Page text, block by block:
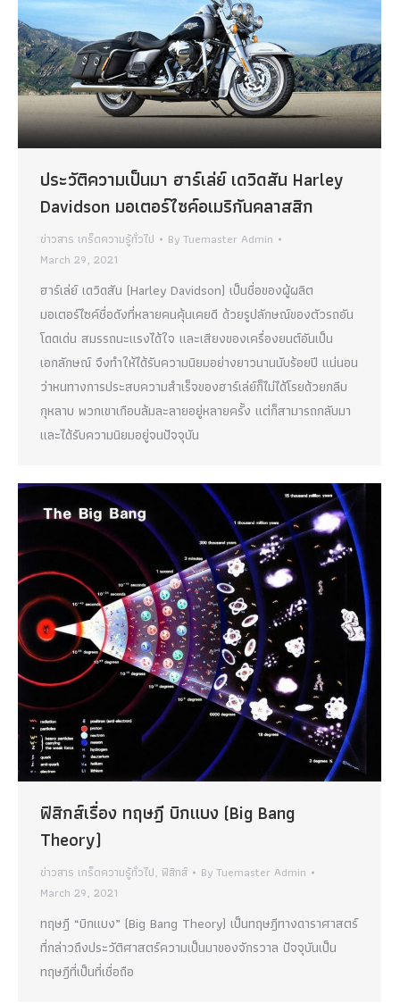
ประวัติความเป็นมา ฮาร์เล่ย์ เดวิดสัน Harley
Davidson มอเตอร์ไซค์อเมริกันคลาสสิก
ข่าวสาร เกร็ดความรู้ทั่วไป ByTuemaster Admin
March 29, 2021
ฮาร์เล่ย์ เดวิดสัน (Harley Davidson) เป็นชื่อของผู้ผลิต
มอเตอร์ไซค์ชื่อดังที่หลายคนคุ้นเคยดี ด้วยรูปลักษณ์ของตัวรถอัน
โดดเด่น สมรรถนะแรงได้ใจ และเสียงของเครื่องยนต์อันเป็น
เอกลักษณ์ จึงทำให้ได้รับความนิยมอย่างยาวนานนับร้อยปี แน่นอน
ว่าหนทางการประสบความสำเร็จของฮาร์เล่ย์ก็ไม่ได้โรยด้วยกลีบ
กุหลาบ พวกเขาเกือบล้มละลายอยู่หลายครั้ง แต่ก็สามารถกลับมา
และได้รับความนิยมอยู่จนปัจจุบัน
ฟิสิกส์เรื่อง ทฤษฎี บิกแบง (Big Bang
Theory)
ข่าวสาร เกร็ดความรู้ทั่วไป, ฟิสิกส์ ByTuemaster Admin
March 29, 2021
ทฤษฎี “บิกแบง” (Big Bang Theory) เป็นทฤษฎีทางดาราศาสตร์
ที่กล่าวถึงประวัติศาสตร์ความเป็นมาของจักรวาล ปัจจุบันเป็น
ทฤษฎีที่เป็นที่เชื่อถือ